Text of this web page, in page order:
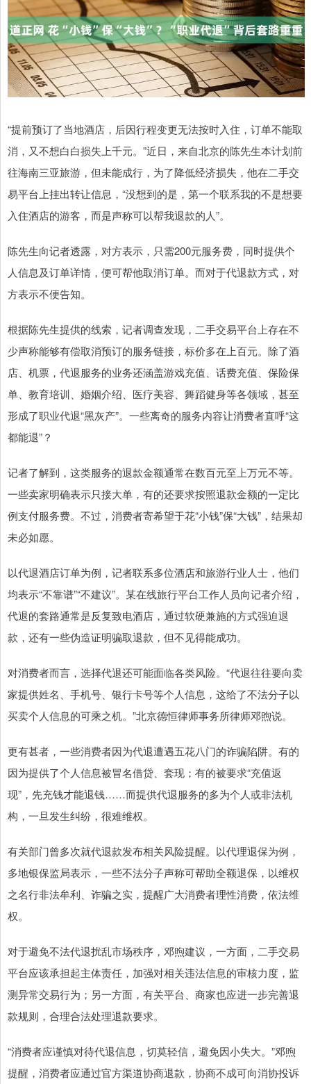
“提前预订了当地酒店，后因行程变更无法按时入住，订单不能取
消，又不想白白损失上千元。”近日，来自北京的陈先生本计划前
往海南三亚旅游，但未能成行，为了降低经济损失，他在二手交
易平台上挂出转让信息，“没想到的是，第一个联系我的不是想要
入住酒店的游客，而是声称可以帮我退款的人”。
陈先生向记者透露，对方表示，只需200元服务费，同时提供个
人信息及订单详情，便可帮他取消订单。而对于代退款方式，对
方表示不便告知。
根据陈先生提供的线索，记者调查发现，二手交易平台上存在不
少声称能够有偿取消预订的服务链接，标价多在上百元。除了酒
店、机票，代退服务的业务还涵盖游戏充值、话费充值、保险保
单、教育培训、婚姻介绍、医疗美容、舞蹈健身等各领域，甚至
形成了职业代退“黑灰产”。一些离奇的服务内容让消费者直呼“这
都能退”？
记者了解到，这类服务的退款金额通常在数百元至上万元不等。
一些卖家明确表示只接大单，有的还要求按照退款金额的一定比
例支付服务费。不过，消费者寄希望于花“小钱”保“大钱”，结果却
未必如愿。
以代退酒店订单为例，记者联系多位酒店和旅游行业人士，他们
均表示“不靠谱”“不建议”。某在线旅行平台工作人员向记者介绍，
代退的套路通常是反复致电酒店，通过软硬兼施的方式强迫退
款，还有一些伪造证明骗取退款，但不见得能成功。
对消费者而言，选择代退还可能面临各类风险。“代退往往要向卖
家提供姓名、手机号、银行卡号等个人信息，这给了不法分子以
买卖个人信息的可乘之机。”北京德恒律师事务所律师邓煦说。
更有甚者，一些消费者因为代退遭遇五花八门的诈骗陷阱。有的
因为提供了个人信息被冒名借贷、套现；有的被要求“充值返
现”，先充钱才能退钱……而提供代退服务的多为个人或非法机
构，一旦发生纠纷，很难维权。
有关部门曾多次就代退款发布相关风险提醒。以代理退保为例，
多地银保监局表示，一些不法分子声称可帮助全额退保，以维权
之名行非法牟利、诈骗之实，提醒广大消费者理性消费，依法维
权。
对于避免不法代退扰乱市场秩序，邓煦建议，一方面，二手交易
平台应该承担起主体责任，加强对相关违法信息的审核力度，监
测异常交易行为；另一方面，有关平台、商家也应进一步完善退
款规则，合理合法处理退款要求。
“消费者应谨慎对待代退信息，切莫轻信，避免因小失大。”邓煦
提醒，消费者应通过官方渠道协商退款，协商不成可向消协投诉